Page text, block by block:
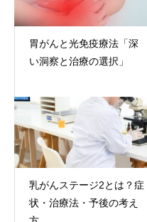
胃がんと光免疫療法「深
い洞察と治療の選択」
乳がんステージ2とは？症
状・治療法・予後の考え